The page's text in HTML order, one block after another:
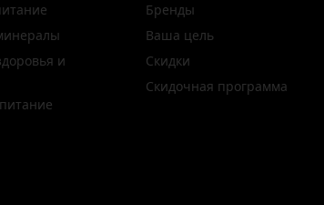
и
Бренды
Ваша цель
Скидки
Скидочная программа